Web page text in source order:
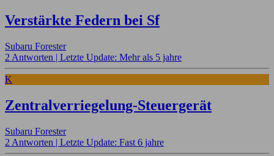
Verstärkte Federn bei Sf
Subaru Forester
2 Antworten | Letzte Update: Mehr als 5 jahre
K
Zentralverriegelung-Steuergerät
Subaru Forester
2 Antworten | Letzte Update: Fast 6 jahre